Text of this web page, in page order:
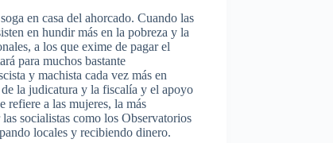
en casa del ahorcado. Cuando las
en hundir más en la pobreza y la
a los que exime de pagar el
para muchos bastante
y machista cada vez más en
la judicatura y la fiscalía y el apoyo
refiere a las mujeres, la más
socialistas como los Observatorios
locales y recibiendo dinero.